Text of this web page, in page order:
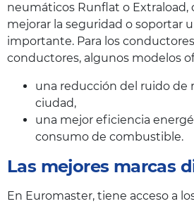
neumáticos Runflat o Extraload,
mejorar la seguridad o soportar
importante. Para los
conductores, algunos modelos
una reducción del ruido de
ciudad,
una mejor eficiencia
consumo de combustible.
Las mejores marcas
En Euromaster, tiene acceso a